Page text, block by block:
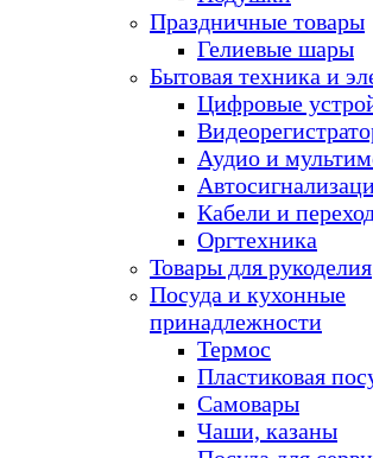
Праздничные товары
Гелиевые шары
Бытовая техника и
Цифровые
Аудио и
Кабели и
Оргтехника
Товары для рукоделия
Посуда и кухонные
принадлежности
Термос
Пластиковая
Самовары
Чаши, казаны